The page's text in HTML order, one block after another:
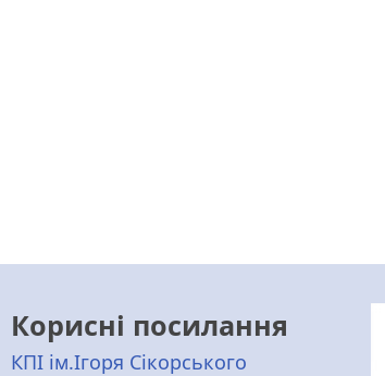
Корисні посилання
КПІ ім.Ігоря Сікорського